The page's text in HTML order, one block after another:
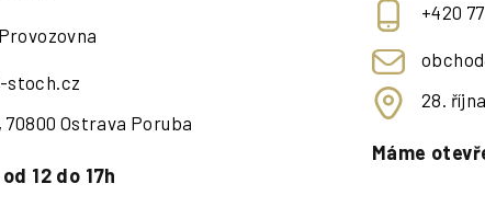
stoch.cz
Ostrava Poruba
12 do 17h
+420
28.
Máme